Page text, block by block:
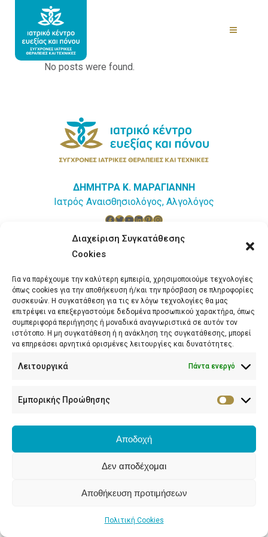
Διαχείριση Συγκατάθεσης
Cookies
Για να παρέχουμε την καλύτερη εμπειρία, χρησιμοποιούμε τεχνολογίες
όπως cookies για την αποθήκευση ή/και την πρόσβαση σε πληροφορίες
συσκευών. Η συγκατάθεση για τις εν λόγω τεχνολογίες θα μας
επιτρέψει να επεξεργαστούμε δεδομένα προσωπικού χαρακτήρα, όπως
συμπεριφορά περιήγησης ή μοναδικά αναγνωριστικά σε αυτόν τον
ιστότοπο. Η μη συγκατάθεση ή η ανάκληση της συγκατάθεσης, μπορεί
να επηρεάσει αρνητικά ορισμένες λειτουργίες και δυνατότητες.
Λειτουργικά Πάντα ενεργό
Εμπορικής Προώθησης
Αποδοχή
Δεν αποδέχομαι
Αποθήκευση προτιμήσεων
Πολιτική Cookies
No posts were found.
ΔΗΜΗΤΡΑ Κ. ΜΑΡΑΓΙΑΝΝΗ
Ιατρός Αναισθησιολόγος, Αλγολόγος
Facebook
Twitter
YouTube
Linkedin
Pinterest
Instagram
Ιωάννου Σταΐκου 2, Αγρίνιο
2641058995 - 6944604073
maragiannid@hotmail.com
© maragianni.gr 2023